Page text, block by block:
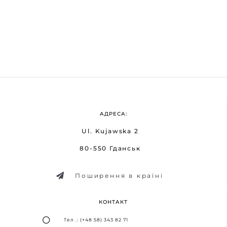
АДРЕСА:
Ul. Kujawska 2
80-550 Гданськ
Поширення в країні
КОНТАКТ
Тел .: (+48 58) 343 82 71